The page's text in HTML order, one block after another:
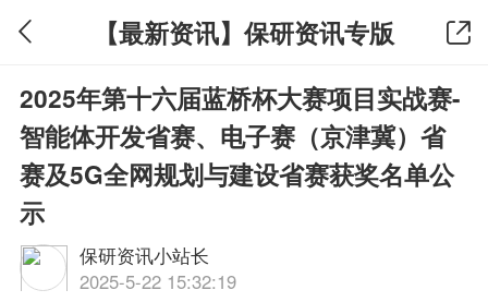
【最新资讯】保研资讯专版
2025年第十六届蓝桥杯大赛项目实战赛-
智能体开发省赛、电子赛（京津冀）省
赛及5G全网规划与建设省赛获奖名单公
示
保研资讯小站长
2025-5-22 15:32:19